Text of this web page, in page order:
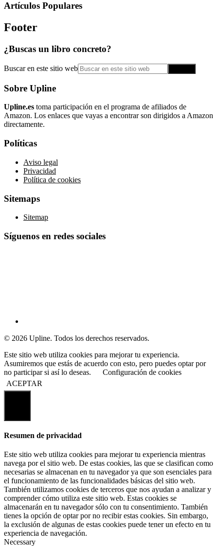
Artículos Populares
Footer
¿Buscas un libro concreto?
Buscar en este sitio web
Sobre Upline
Upline.es toma participación en el programa de afiliados de
Amazon. Los enlaces que vayas a encontrar son dirigidos a Amazon
directamente.
Políticas
Aviso legal
Privacidad
Política de cookies
Sitemaps
Sitemap
Síguenos en redes sociales
© 2026 Upline. Todos los derechos reservados.
Este sitio web utiliza cookies para mejorar tu experiencia.
Asumiremos que estás de acuerdo con esto, pero puedes optar por
no participar si así lo deseas.
Configuración de cookies
ACEPTAR
Resumen de privacidad
Este sitio web utiliza cookies para mejorar tu experiencia mientras
navega por el sitio web. De estas cookies, las que se clasifican como
necesarias se almacenan en tu navegador ya que son esenciales para
el funcionamiento de las funcionalidades básicas del sitio web.
También utilizamos cookies de terceros que nos ayudan a analizar y
comprender cómo utiliza este sitio web. Estas cookies se
almacenarán en tu navegador sólo con tu consentimiento. También
tienes la opción de optar por no recibir estas cookies. Sin embargo,
la exclusión de algunas de estas cookies puede tener un efecto en tu
experiencia de navegación.
Necessary